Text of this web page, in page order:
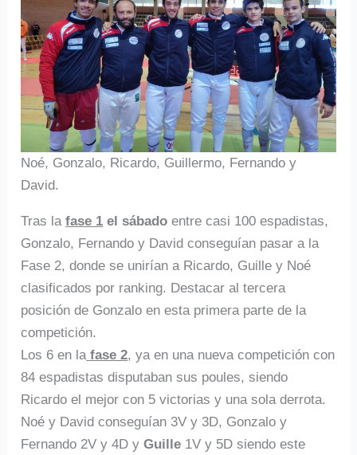
Noé, Gonzalo, Ricardo, Guillermo, Fernando y
David.
Tras lafase 1 el sábado entre casi 100 espadistas,
Gonzalo, Fernando y David conseguían pasar a la
Fase 2, donde se unirían a Ricardo, Guille y Noé
clasificados por ranking. Destacar al tercera
posición de Gonzalo en esta primera parte de la
competición.
Los 6 en lafase 2, ya en una nueva competición con
84 espadistas disputaban sus poules, siendo
Ricardo el mejor con 5 victorias y una sola derrota.
Noé y David conseguían 3V y 3D, Gonzalo y
Fernando 2V y 4D yGuille 1V y 5D siendo este